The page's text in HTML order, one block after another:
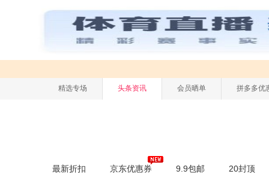
精选专场 头条资讯 会员晒单 拼多多优
最新折扣 京东优惠券 9.9包邮 20封顶